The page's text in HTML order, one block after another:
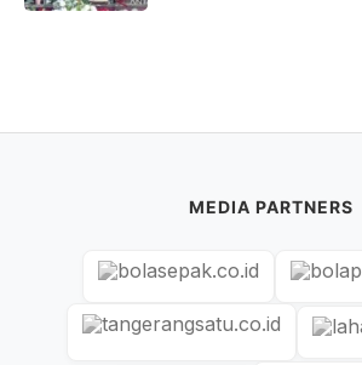
MEDIA PARTNERS